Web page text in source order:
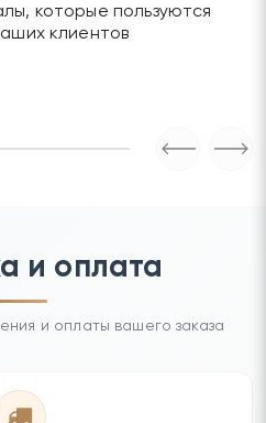
которые пользуются
клиентов
и оплата
и оплаты вашего заказа